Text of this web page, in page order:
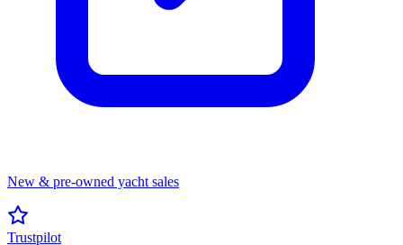
New & pre-owned yacht sales
Trustpilot